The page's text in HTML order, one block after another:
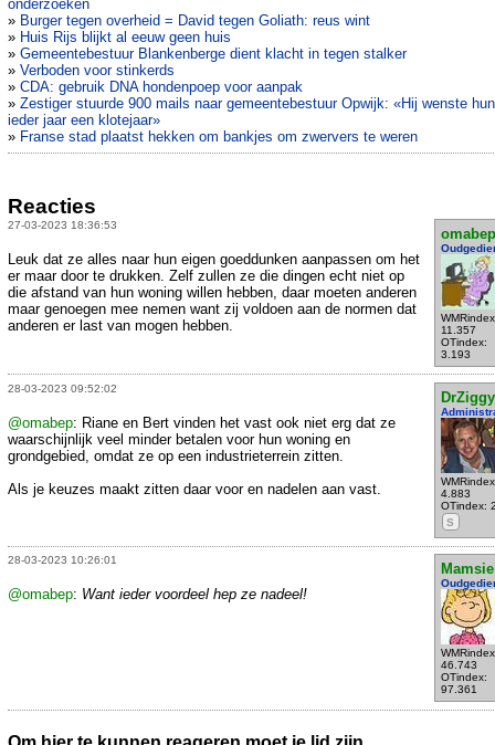
onderzoeken
» Burger tegen overheid = David tegen Goliath: reus wint
» Huis Rijs blijkt al eeuw geen huis
» Gemeentebestuur Blankenberge dient klacht in tegen stalker
» Verboden voor stinkerds
» CDA: gebruik DNA hondenpoep voor aanpak
» Zestiger stuurde 900 mails naar gemeentebestuur Opwijk: «Hij wenste hun
ieder jaar een klotejaar»
» Franse stad plaatst hekken om bankjes om zwervers te weren
Reacties
27-03-2023 18:36:53
omabep
11.357
OTindex:
3.193
Leuk dat ze alles naar hun eigen goeddunken aanpassen om het
er maar door te drukken. Zelf zullen ze die dingen echt niet op
die afstand van hun woning willen hebben, daar moeten anderen
maar genoegen mee nemen want zij voldoen aan de normen dat
anderen er last van mogen hebben.
28-03-2023 09:52:02
DrZiggy
4.883
OTindex:
S
@omabep: Riane en Bert vinden het vast ook niet erg dat ze
waarschijnlijk veel minder betalen voor hun woning en
grondgebied, omdat ze op een industrieterrein zitten.
Als je keuzes maakt zitten daar voor en nadelen aan vast.
28-03-2023 10:26:01
Mamsie
46.743
OTindex:
97.361
@omabep: Want ieder voordeel hep ze nadeel!